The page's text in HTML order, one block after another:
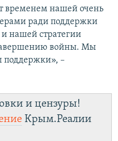
временем нашей очень
ради поддержки
нашей стратегии
войны. Мы
поддержки», –
и цензуры!
Крым.Реалии